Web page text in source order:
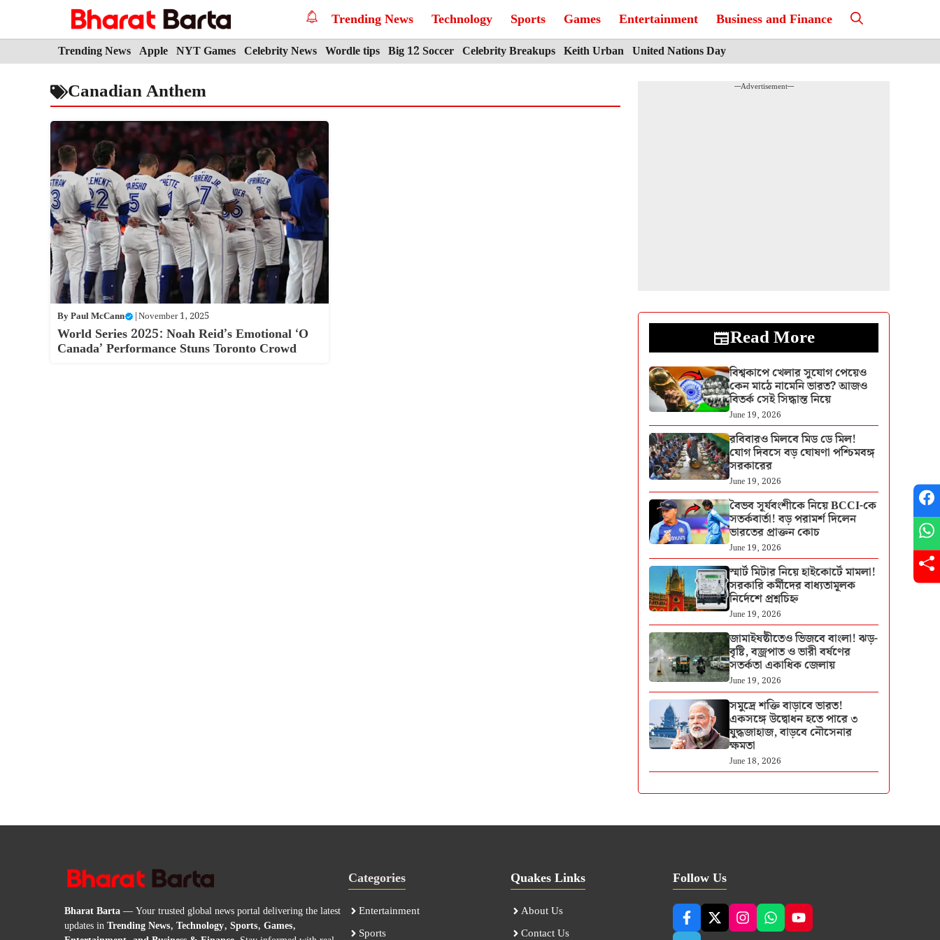
Trending News Technology Sports Games Entertainment Business and Finance
Trending News Apple NYT Games Celebrity News Wordle tips Big 12 Soccer Celebrity Breakups Keith Urban United Nations Day
Canadian Anthem
ByPaul McCann |November 1, 2025
World Series 2025: Noah Reid’s Emotional ‘O
Canada’ Performance Stuns Toronto Crowd
---Advertisement---
Read More
বিশ্বকাপে খেলার সুযোগ পেয়েও
কেন মাঠে নামেনি ভারত? আজও
বিতর্ক সেই সিদ্ধান্ত নিয়ে
June 19, 2026
রবিবারও মিলবে মিড ডে মিল!
যোগ দিবসে বড় ঘোষণা পশ্চিমবঙ্গ
সরকারের
June 19, 2026
বৈভব সূর্যবংশীকে নিয়ে BCCI-কে
সতর্কবার্তা! বড় পরামর্শ দিলেন
ভারতের প্রাক্তন কোচ
June 19, 2026
স্মার্ট মিটার নিয়ে হাইকোর্টে মামলা!
সরকারি কর্মীদের বাধ্যতামূলক
নির্দেশে প্রশ্নচিহ্ন
June 19, 2026
জামাইষষ্ঠীতেও ভিজবে বাংলা! ঝড়-
বৃষ্টি, বজ্রপাত ও ভারী বর্ষণের
সতর্কতা একাধিক জেলায়
June 19, 2026
সমুদ্রে শক্তি বাড়াবে ভারত!
একসঙ্গে উদ্বোধন হতে পারে ৩
যুদ্ধজাহাজ, বাড়বে নৌসেনার
ক্ষমতা
June 18, 2026
Bharat Barta— Your trusted global news portal delivering the latest
updates inTrending News, Technology, Sports, Games,
Categories
Entertainment
Sports
Quakes Links
About Us
Contact Us
Follow Us